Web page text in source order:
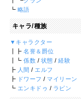
┗ 略語
キャラ/種族
▼キャラクター
┃┣名誉＆爵位
┃┗係数 / 状態 /経験
┣ 人間 / エルフ
┣ ドワーフ / マイリーン
┗ エンキドゥ / ラピン